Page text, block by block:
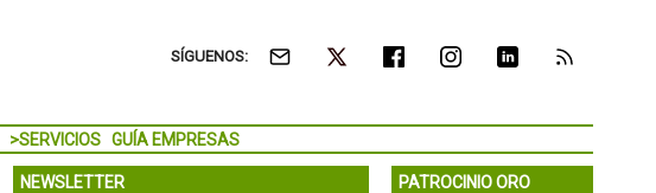
SÍGUENOS:
>SERVICIOS GUÍA EMPRESAS
NEWSLETTER PATROCINIO ORO